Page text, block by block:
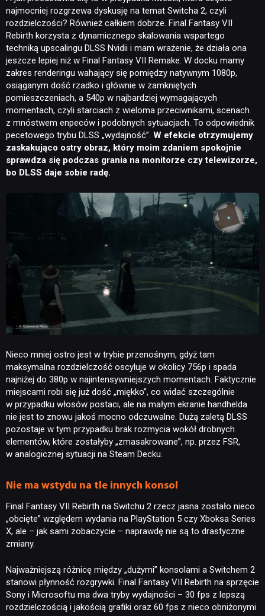
najmocniej rozgrzewa dyskusję na temat Switcha 2, czyli
rozdzielczości? Również całkiem dobrze. Final Fantasy VII
Rebirth korzysta z dynamicznego skalowania wspartego
techniką upscalingu DLSS Nvidii i mam wrażenie, że działa ona
jeszcze lepiej niż w Final Fantasy VII Remake. W docku mamy
zakres renderingu wahający się pomiędzy natywnym 1080p,
osiąganym dość rzadko i głównie w zamkniętych
pomieszczeniach, a 540p w najbardziej wymagających
momentach, czyli starciach z wieloma przeciwnikami, scenach
z mnóstwem enpeców i podobnych sytuacjach. To odpowiednik
pecetowego trybu DLSS „wydajność”. W efekcie otrzymujemy
zaskakująco ostry obraz, który moim zdaniem spokojnie
sprawdza się podczas grania na monitorze czy telewizorze,
bo DLSS daje sobie radę.
Nieco mniej ostro jest w trybie przenośnym, gdyż tam
maksymalna rozdzielczość oscyluje w okolicy 756p i spada
najniżej do 380p w najintensywniejszych momentach. Faktycznie
miejscami robi się już dość „miękko”, co widać szczególnie
w przypadku włosów postaci, ale na małym ekranie handhelda
nie jest to znowu jakoś mocno odczuwalne. Dużą zaletą DLSS
pozostaje w tym przypadku brak rozmycia wokół drobnych
elementów, które zostałyby „zmasakrowane”, np. przez FSR,
w analogicznej sytuacji na Steam Decku.
Nie ma wstydu na tle innych konsol
Final Fantasy VII Rebirth na Switchu 2 rzecz jasna zostało nieco
„obcięte” względem wydania na PlayStation 5 czy Xboksa Series
X, ale – jak sami zobaczycie – naprawdę nie są to drastyczne
zmiany.
Najważniejszą różnicę między „dużymi” konsolami a Switchem 2
stanowi płynność rozgrywki. Final Fantasy VII Rebirth na sprzęcie
Sony i Microsoftu ma dwa tryby wydajności – 30 fps z lepszą
rozdzielczością i jakością grafiki oraz 60 fps z nieco obniżonymi